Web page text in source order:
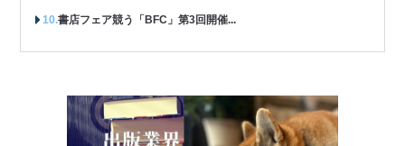
書店フェア競う「BFC」第3回開催...